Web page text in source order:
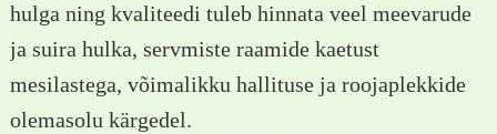
hulga ning kvaliteedi tuleb hinnata veel meevarude
ja suira hulka, servmiste raamide kaetust
mesilastega, võimalikku hallituse ja roojaplekkide
olemasolu kärgedel.